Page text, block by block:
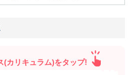
(カリキュラム)をタップ!